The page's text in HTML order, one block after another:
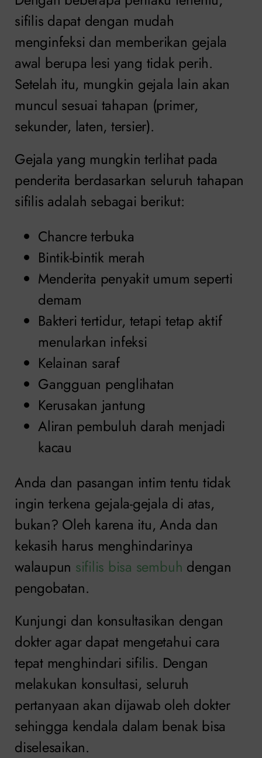
sifilis dapat dengan mudah
menginfeksi dan memberikan gejala
awal berupa lesi yang tidak perih.
Setelah itu, mungkin gejala lain akan
muncul sesuai tahapan (primer,
sekunder, laten, tersier).
Gejala yang mungkin terlihat pada
penderita berdasarkan seluruh tahapan
sifilis adalah sebagai berikut:
Chancre terbuka
Bintik-bintik merah
Menderita penyakit umum seperti
demam
Bakteri tertidur, tetapi tetap aktif
menularkan infeksi
Kelainan saraf
Gangguan penglihatan
Kerusakan jantung
Aliran pembuluh darah menjadi
kacau
Anda dan pasangan intim tentu tidak
ingin terkena gejala-gejala di atas,
bukan? Oleh karena itu, Anda dan
kekasih harus menghindarinya
walaupun sifilis bisa sembuh dengan
pengobatan.
Kunjungi dan konsultasikan dengan
dokter agar dapat mengetahui cara
tepat menghindari sifilis. Dengan
melakukan konsultasi, seluruh
pertanyaan akan dijawab oleh dokter
sehingga kendala dalam benak bisa
diselesaikan.